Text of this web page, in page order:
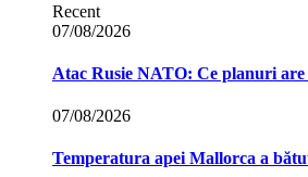
Recent
07/08/2026
Atac Rusie NATO: Ce planuri
07/08/2026
Temperatura apei Mallorca a